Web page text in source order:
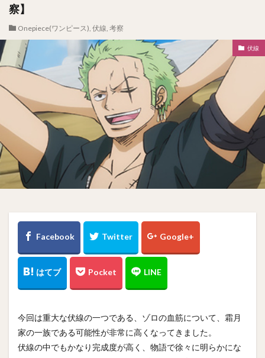
察】
Onepiece(ワンピース), 伏線, 考察
伏線
今回は重大な伏線の一つである、ゾロの血筋について、霜月
家の一族である可能性が非常に高くなってきました。
伏線の中でもかなり完成度が高く、物語で徐々に明らかにな